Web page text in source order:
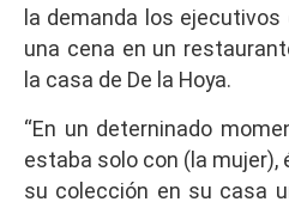
la demanda los
una cena en un
la casa de De la Hoya.
“En un deterninado
estaba solo con (la mujer),
su colección en su casa